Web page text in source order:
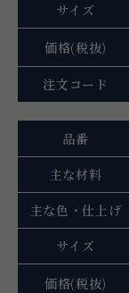
サイズ
価格(税抜)
注文コード
品番
主な材料
主な色・仕上げ
サイズ
価格(税抜)